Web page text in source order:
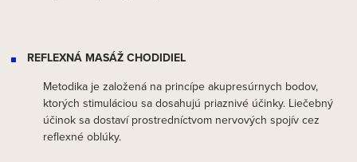
REFLEXNÁ MASÁŽ CHODIDIEL
Metodika je založená na princípe akupresúrnych bodov,
ktorých stimuláciou sa dosahujú priaznivé účinky. Liečebný
účinok sa dostaví prostredníctvom nervových spojív cez
reflexné oblúky.